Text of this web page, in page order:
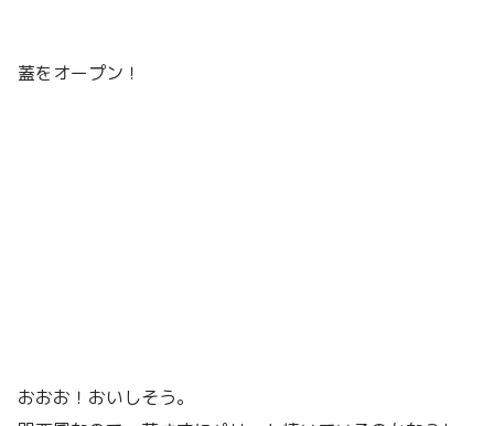
蓋をオープン！
おおお！おいしそう。